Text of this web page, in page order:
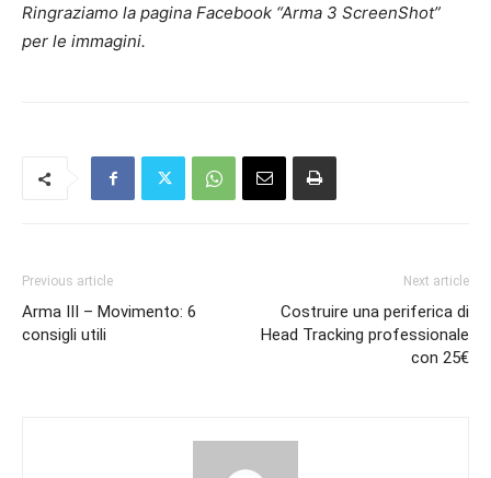
Ringraziamo la pagina Facebook “Arma 3 ScreenShot”
per le immagini.
Previous article
Arma III – Movimento: 6
consigli utili
Next article
Costruire una periferica di
Head Tracking professionale
con 25€